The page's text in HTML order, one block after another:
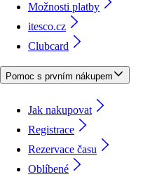
Možnosti platby
itesco.cz
Clubcard
Pomoc s prvním nákupem
Jak nakupovat
Registrace
Rezervace času
Oblíbené